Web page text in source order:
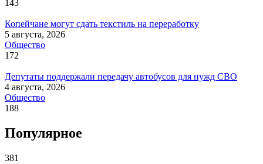
143
Копейчане могут сдать текстиль на переработку
5 августа, 2026
Общество
172
Депутаты поддержали передачу автобусов для нужд СВО
4 августа, 2026
Общество
188
Популярное
381